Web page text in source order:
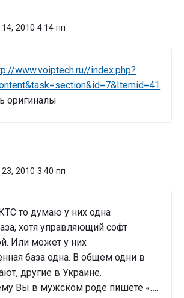
2010 4:14 пп
www.voiptech.ru//index.php?
оригиналы
2010 3:40 пп
то думаю у них одна
хотя управляющий софт
Или может у них
база одна. В общем одни в
другие в Украине.
Вы в мужском роде пишете «….